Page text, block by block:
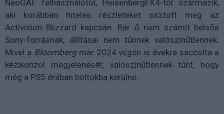
NeoGAF felhasználótól, HeisenbergFX4-től származik,
aki korábban hiteles részleteket osztott meg az
Activision Blizzard kapcsán. Bár ő nem számít belsős
Sony-forrásnak, állításai nem tűnnek valószínűtlennek.
Mivel a Bloombergmár 2024 végén is évekre saccolta a
kézikonzol megjelenését, valószínűtlennek tűnt, hogy
még a PS5 érában boltokba kerülne.